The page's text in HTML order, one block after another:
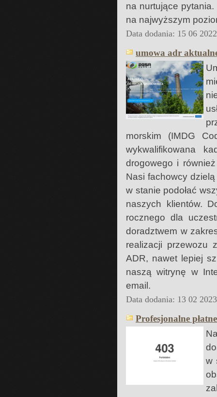
na nurtujące
na najwyższym
Data dodania: 15 06
umowa adr
morskim (IMDG
wykwalifikowana
drogowego i
Nasi fachowcy
w stanie podołać
naszych klientów.
rocznego dla
doradztwem w
realizacji przewozu
ADR, nawet lepiej
naszą witrynę w
email.
Data dodania: 13 02
Profesjonalne
w